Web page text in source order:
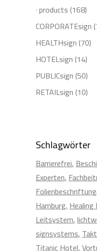
· products (168)
CORPORATEsign
HEALTHsign (70)
HOTELsign (14)
PUBLICsign (50)
RETAILsign (10)
Schlagwörter
Barrierefrei
Experten
Hamburg Healing
Leitsystem
signsystems
Titanic Hotel